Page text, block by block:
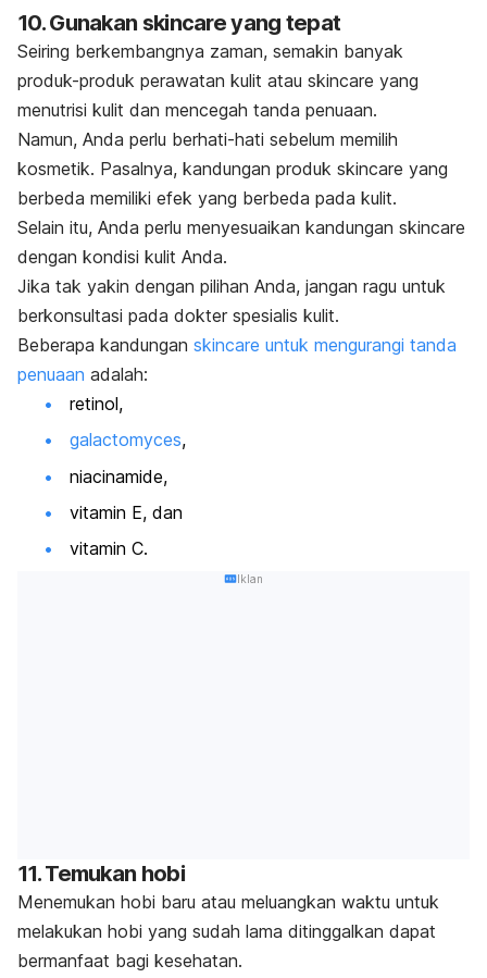
10. Gunakan skincareyang tepat
Seiring berkembangnya zaman, semakin banyak
produk-produk perawatan kulit atau skincare yang
menutrisi kulit dan mencegah tanda penuaan.
Namun, Anda perlu berhati-hati sebelum memilih
kosmetik. Pasalnya, kandungan produk skincare yang
berbeda memiliki efek yang berbeda pada kulit.
Selain itu, Anda perlu menyesuaikan kandungan skincare
dengan kondisi kulit Anda.
Jika tak yakin dengan pilihan Anda, jangan ragu untuk
berkonsultasi pada dokter spesialis kulit.
Beberapa kandungan skincare untuk mengurangi tanda
penuaan adalah:
retinol,
galactomyces,
niacinamide,
vitamin E, dan
vitamin C.
Iklan
11. Temukan hobi
Menemukan hobi baru atau meluangkan waktu untuk
melakukan hobi yang sudah lama ditinggalkan dapat
bermanfaat bagi kesehatan.